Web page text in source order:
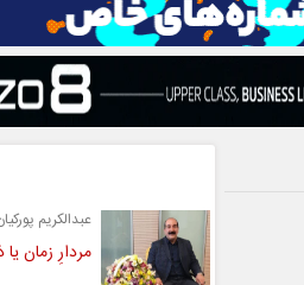
عبدالکریم
مردارِ زمان